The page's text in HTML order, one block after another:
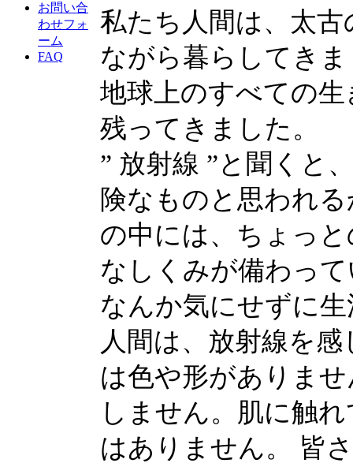
お問い合
わせフォ
ーム
FAQ
私たち人間は、太
ながら暮らしてき
地球上のすべての
残ってきました。
” 放射線 ”と聞くと
険なものと思われ
の中には、ちょっ
なしくみが備わっ
なんか気にせずに
人間は、放射線を
は色や形がありま
しません。肌に触
はありません。 皆